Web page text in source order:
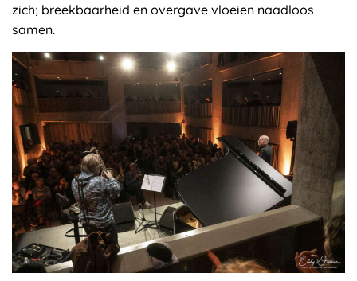
zich; breekbaarheid en overgave vloeien naadloos
samen.